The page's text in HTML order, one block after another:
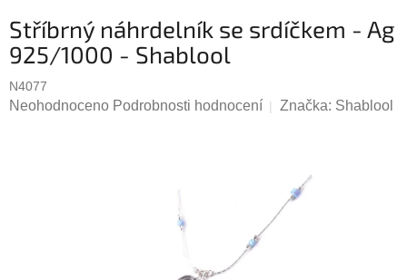
Stříbrný náhrdelník se srdíčkem - Ag
925/1000 - Shablool
N4077
Průměrné
Neohodnoceno Podrobnosti hodnocení Značka: Shablool